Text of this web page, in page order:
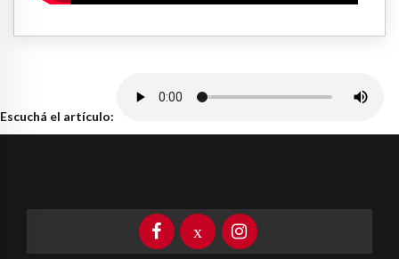
Escuchá el artículo: